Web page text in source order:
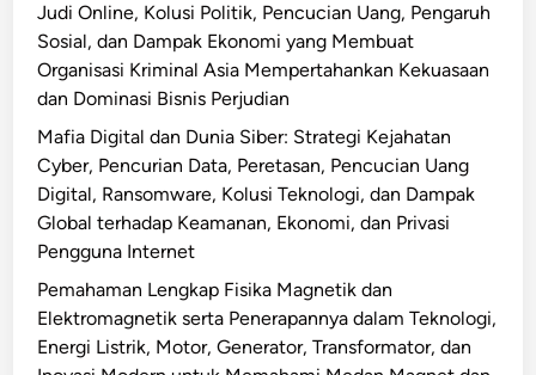
Judi Online, Kolusi Politik, Pencucian Uang, Pengaruh
Sosial, dan Dampak Ekonomi yang Membuat
Organisasi Kriminal Asia Mempertahankan Kekuasaan
dan Dominasi Bisnis Perjudian
Mafia Digital dan Dunia Siber: Strategi Kejahatan
Cyber, Pencurian Data, Peretasan, Pencucian Uang
Digital, Ransomware, Kolusi Teknologi, dan Dampak
Global terhadap Keamanan, Ekonomi, dan Privasi
Pengguna Internet
Pemahaman Lengkap Fisika Magnetik dan
Elektromagnetik serta Penerapannya dalam Teknologi,
Energi Listrik, Motor, Generator, Transformator, dan